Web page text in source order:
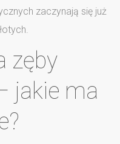
zaczynają się już
zęby
jakie ma